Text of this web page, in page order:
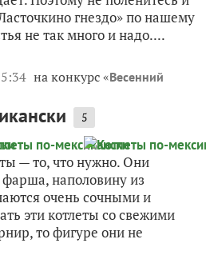
гнездо» по нашему
не так много и надо....
на конкурс «Весенний
5
— то, что нужно. Они
фарша, наполовину из
очень сочными и
эти котлеты со свежими
то фигуре они не